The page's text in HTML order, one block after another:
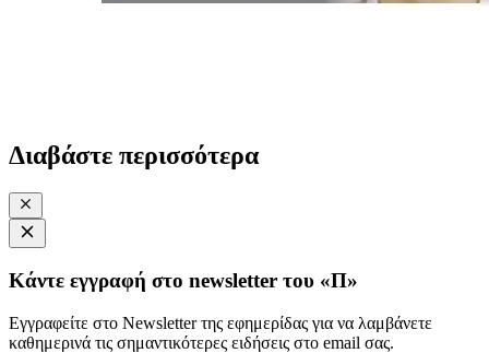
Διαβάστε περισσότερα
Κάντε εγγραφή στο newsletter του «Π»
Εγγραφείτε στο Newsletter της εφημερίδας για να λαμβάνετε
καθημερινά τις σημαντικότερες ειδήσεις στο email σας.